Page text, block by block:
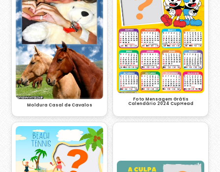
Moldura Casal de Cavalos
Foto Mensagem Grátis
Calendário 2024 CupHead